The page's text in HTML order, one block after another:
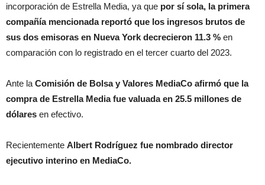
incorporación de Estrella Media, ya que por sí sola, la primera
compañía mencionada reportó que los ingresos brutos de
sus dos emisoras en Nueva York decrecieron 11.3 % en
comparación con lo registrado en el tercer cuarto del 2023.
Ante la Comisión de Bolsa y Valores MediaCo afirmó que la
compra de Estrella Media fue valuada en 25.5 millones de
dólares en efectivo.
Recientemente Albert Rodríguez fue nombrado director
ejecutivo interino en MediaCo.